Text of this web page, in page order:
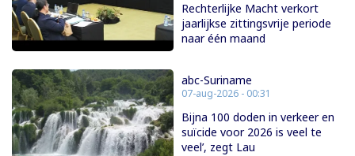
Rechterlijke Macht verkort
jaarlijkse zittingsvrije periode
naar één maand
abc-Suriname
07-aug-2026 - 00:31
Bijna 100 doden in verkeer en
suïcide voor 2026 is veel te
veel’, zegt Lau